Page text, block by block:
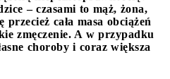
– czasami to mąż, żona,
cała masa obciążeń
zmęczenie. A w przypadku
choroby i coraz większa